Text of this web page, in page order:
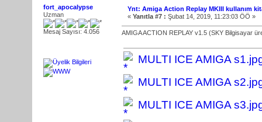
fort_apocalypse
Uzman
Mesaj Sayısı: 4.056
Ynt: Amiga Action Replay MKIII kullanım
« Yanıtla #7 : Şubat 14, 2019, 11:23:03 ÖÖ »
AMIGA ACTION REPLAY v1.5 (SKY Bilgisayar
MULTI ICE AMIGA
MULTI ICE AMIGA
MULTI ICE AMIGA